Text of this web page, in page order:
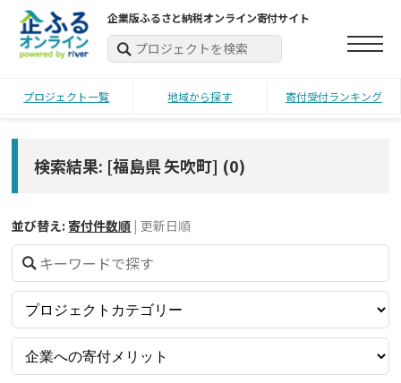
企業版ふるさと納税オンライン寄付サイト
プロジェクト一覧 地域から探す 寄付受付ランキング
検索結果: [福島県 矢吹町] (0)
並び替え: 寄付件数順 | 更新日順